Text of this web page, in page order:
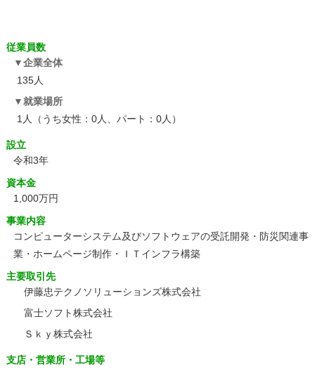
従業員数
企業全体
135人
就業場所
1人（うち女性：0人、パート：0人）
設立
令和3年
資本金
1,000万円
事業内容
コンピューターシステム及びソフトウェアの受託開発・防災関連事
業・ホームページ制作・ＩＴインフラ構築
主要取引先
伊藤忠テクノソリューションズ株式会社
富士ソフト株式会社
Ｓｋｙ株式会社
支店・営業所・工場等